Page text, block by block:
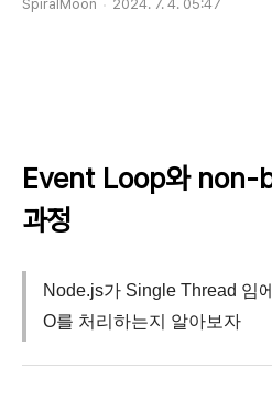
SpiralMoon 2024. 7. 4. 05:47
Event Loop와 non-
과정
Node.js가 Single Thread 임
O를 처리하는지 알아보자